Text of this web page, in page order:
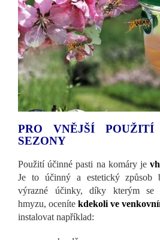
PRO VNĚJŠÍ
SEZONY
Použití účinné pasti na komáry je
Je to účinný a estetický způsob
výrazné účinky, díky kterým se
hmyzu, oceníte kdekoli ve
instalovat například: